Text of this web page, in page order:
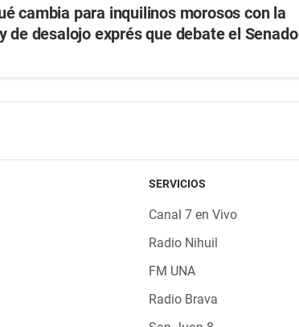
cambia para inquilinos morosos con la
de desalojo exprés que debate el Senado
SERVICIOS
Canal 7 en Vivo
Radio Nihuil
FM UNA
Radio Brava